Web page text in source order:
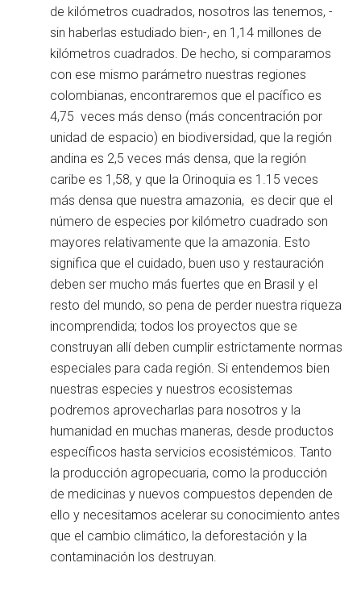
de kilómetros cuadrados, nosotros las tenemos, -
sin haberlas estudiado bien-, en 1,14 millones de
kilómetros cuadrados. De hecho, si comparamos
con ese mismo parámetro nuestras regiones
colombianas, encontraremos que el pacífico es
4,75 veces más denso (más concentración por
unidad de espacio) en biodiversidad, que la región
andina es 2,5 veces más densa, que la región
caribe es 1,58, y que la Orinoquia es 1.15 veces
más densa que nuestra amazonia, es decir que el
número de especies por kilómetro cuadrado son
mayores relativamente que la amazonia. Esto
significa que el cuidado, buen uso y restauración
deben ser mucho más fuertes que en Brasil y el
resto del mundo, so pena de perder nuestra riqueza
incomprendida; todos los proyectos que se
construyan allí deben cumplir estrictamente normas
especiales para cada región. Si entendemos bien
nuestras especies y nuestros ecosistemas
podremos aprovecharlas para nosotros y la
humanidad en muchas maneras, desde productos
específicos hasta servicios ecosistémicos. Tanto
la producción agropecuaria, como la producción
de medicinas y nuevos compuestos dependen de
ello y necesitamos acelerar su conocimiento antes
que el cambio climático, la deforestación y la
contaminación los destruyan.